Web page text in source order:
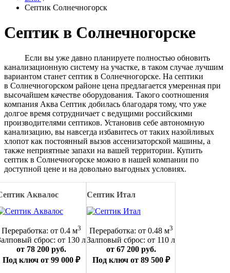
Септик Солнечногорск
Септик в Солнечногорске
Если вы уже давно планируете полностью обновить
канализационную систему на участке, в таком случае лучшим
вариантом станет септик в Солнечногорске. На септики
в Солнечногорском районе цена предлагается умеренная при
высочайшем качестве оборудования. Такого соотношения
компания Аква Септик добилась благодаря тому, что уже
долгое время сотрудничает с ведущими российскими
производителями септиков. Установив себе автономную
канализацию, вы навсегда избавитесь от таких назойливых
хлопот как постоянный вызов ассенизаторской машины, а
также неприятные запахи на вашей территории. Купить
септик в Солнечногорске можно в нашей компании по
доступной цене и на довольно выгодных условиях.
Аквалос
Переработка: от 0.4 м3
сброс: от 130 л
от 78 200 руб.
Под ключ от 99 000 ₽
Септик Итал
Переработка: от 0.48 м3
Залповый сброс: от 110 л
от 67 200 руб.
Под ключ от 89 500 ₽